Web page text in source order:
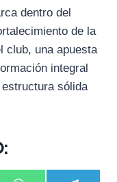
dentro del
de la
club, una apuesta
integral
sólida